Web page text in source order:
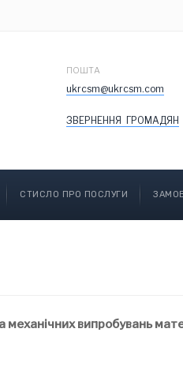
ПОШТА
ukrcsm@ukrcsm.com
ЗВЕРНЕННЯ ГРОМАДЯН
СТИСЛО ПРО ПОСЛУГИ
випробувань